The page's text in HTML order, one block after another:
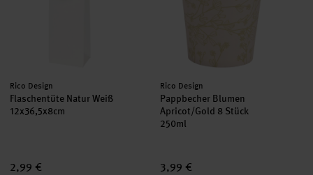
Hersteller:
Rico Design
Flaschentüte Natur Weiß
12x36,5x8cm
2,99 €
Hersteller:
Rico Design
Pappbecher Blumen
Apricot/Gold 8 Stück
250ml
3,99 €